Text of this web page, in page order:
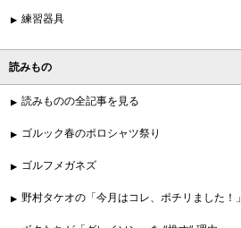
練習器具
読みもの
読みものの全記事を見る
ゴルック春のポロシャツ祭り
ゴルフメガネズ
野村タケオの「今月はコレ、ポチリました！」